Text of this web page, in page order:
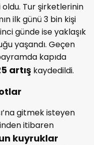
Tur şirketlerinin
ilk günü 3 bin kişi
günde ise yaklaşık
yaşandı. Geçen
kapıda
artış kaydedildi.
gitmek isteyen
itibaren
kuyruklar